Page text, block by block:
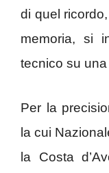
di quel
memoria, si
tecnico su
Per la
la cui
la Costa